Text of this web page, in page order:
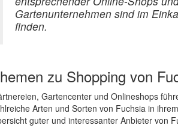
Gartenunternehmen sind im
finden.
zu Shopping von
Gartencenter und Onlineshops
Arten und Sorten von Fuchsia in
guter und interessanter Anbieter von